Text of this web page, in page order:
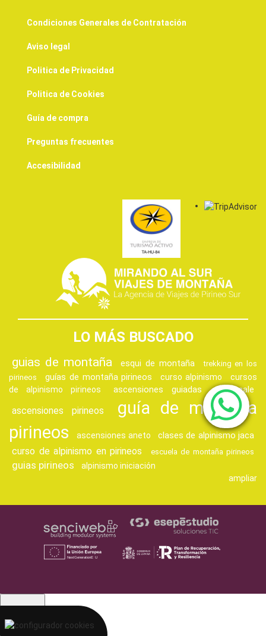
Condiciones Generales de Contratación
Aviso legal
Politica de Privacidad
Politica de Cookies
Guía de compra
Preguntas frecuentes
Accesibilidad
LO MÁS BUSCADO
guias de montaña esqui de montaña
trekking en los
pirineos
guías de montaña pirineos curso alpinismo
cursos
de alpinismo pirineos
ascensiones guiadas vignemale
ascensiones pirineos
guía de montaña
pirineos
ascensiones aneto clases de alpinismo jaca
curso de alpinismo en pirineos escuela de montaña pirineos
guias pirineos
alpinismo iniciación
ampliar